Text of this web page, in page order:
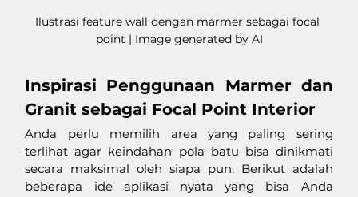
Ilustrasi feature wall dengan marmer sebagai focal
point | Image generated by AI
Inspirasi Penggunaan Marmer dan
Granit sebagai Focal Point Interior
Anda perlu memilih area yang paling sering
terlihat agar keindahan pola batu bisa dinikmati
secara maksimal oleh siapa pun. Berikut adalah
beberapa ide aplikasi nyata yang bisa Anda